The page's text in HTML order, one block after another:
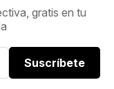
gratis en tu
Suscríbete